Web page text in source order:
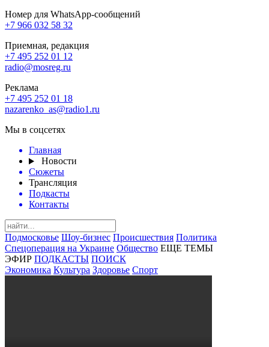
Номер для WhatsApp-сообщений
+7 966 032 58 32
Приемная, редакция
+7 495 252 01 12
radio@mosreg.ru
Реклама
+7 495 252 01 18
nazarenko_as@radio1.ru
Мы в соцсетях
Главная
Новости
Сюжеты
Трансляция
Подкасты
Контакты
Подмосковье Шоу-бизнес Происшествия Политика
Спецоперация на Украине Общество ЕЩЕ ТЕМЫ
ЭФИР ПОДКАСТЫ ПОИСК
Экономика Культура Здоровье Спорт